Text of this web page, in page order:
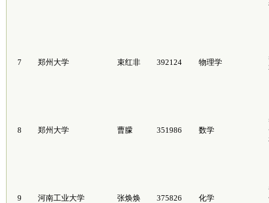
7 郑州大学 束红非 392124 物理学
8 郑州大学 曹朦 351986 数学
9 河南工业大学 张焕焕 375826 化学